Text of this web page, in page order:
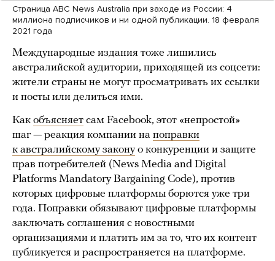
Страница ABC News Australia при заходе из России: 4
миллиона подписчиков и ни одной публикации. 18 февраля
2021 года
Международные издания тоже лишились
австралийской аудитории, приходящей из соцсети:
жители страны не могут просматривать их ссылки
и посты или делиться ими.
Как объясняет сам Facebook, этот «непростой»
шаг — реакция компании на поправки
к австралийскому законуо конкуренции и защите
прав потребителей (News Media and Digital
Platforms Mandatory Bargaining Code), против
которых цифровые платформы борются уже три
года. Поправки обязывают цифровые платформы
заключать соглашения с новостными
организациями и платить им за то, что их контент
публикуется и распространяется на платформе.